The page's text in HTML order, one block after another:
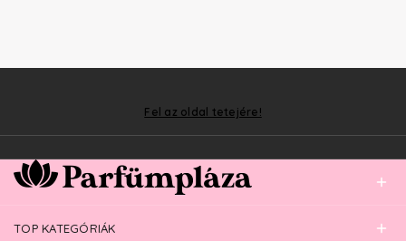
Fel az oldal tetejére!
TOP KATEGÓRIÁK